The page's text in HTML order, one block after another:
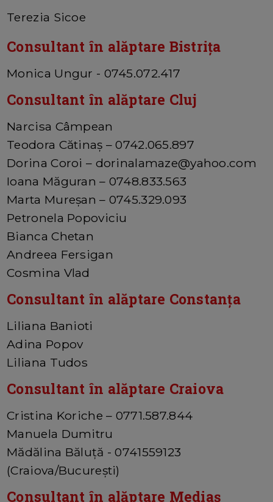
Terezia Sicoe
Consultant în alăptare Bistrița
Monica Ungur - 0745.072.417
Consultant în alăptare Cluj
Narcisa Câmpean
Teodora Cătinaș – 0742.065.897
Dorina Coroi – dorinalamaze@yahoo.com
Ioana Măguran – 0748.833.563
Marta Mureșan – 0745.329.093
Petronela Popoviciu
Bianca Chetan
Andreea Fersigan
Cosmina Vlad
Consultant în alăptare Constanța
Liliana Banioti
Adina Popov
Liliana Tudos
Consultant în alăptare Craiova
Cristina Koriche – 0771.587.844
Manuela Dumitru
Mădălina Băluță - 0741559123
(Craiova/București)
Consultant în alăptare Mediaș